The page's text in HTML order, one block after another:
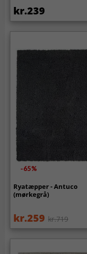
kr.239
-65%
Ryatæpper - Antuco
(mørkegrå)
kr.259 kr.719